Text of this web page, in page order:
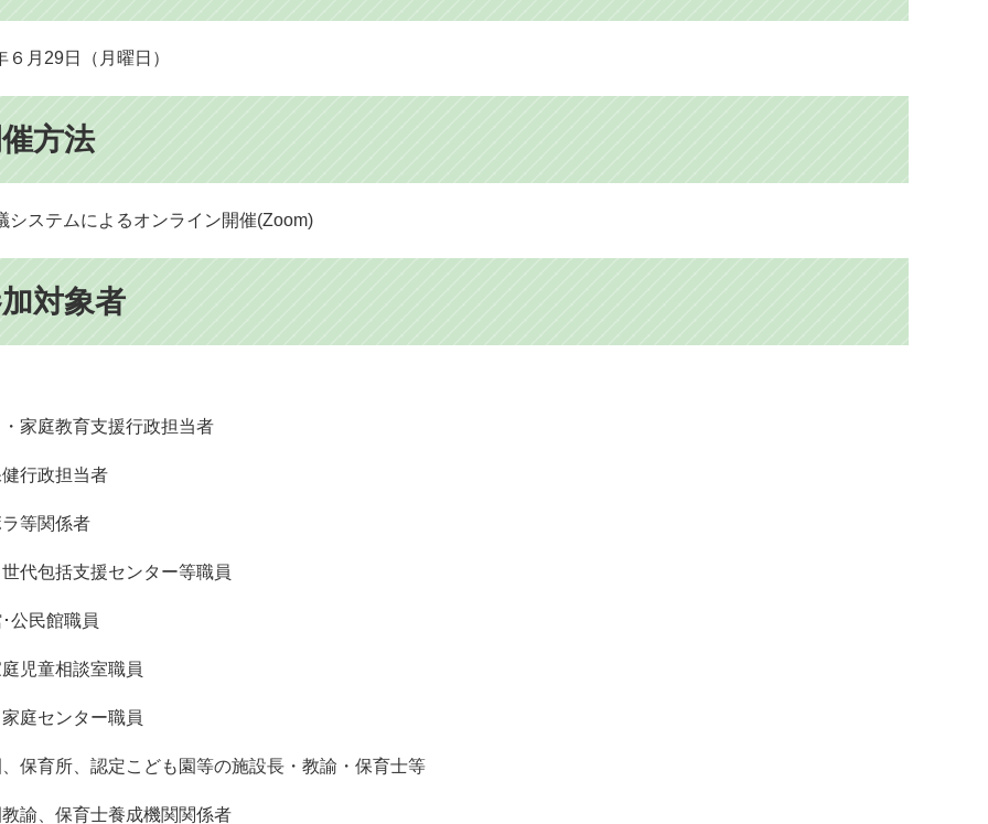
６月29日（月曜日）
方法
システムによるオンライン開催(Zoom)
対象者
家庭教育支援行政担当者
行政担当者
等関係者
代包括支援センター等職員
公民館職員
児童相談室職員
庭センター職員
保育所、認定こども園等の施設長・教諭・保育士等
諭、保育士養成機関関係者